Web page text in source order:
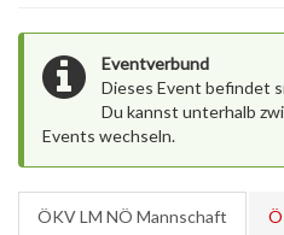
Eventverbund
Dieses Event befindet
Du kannst unterhalb
Events wechseln.
ÖKV LM NÖ Mannschaft